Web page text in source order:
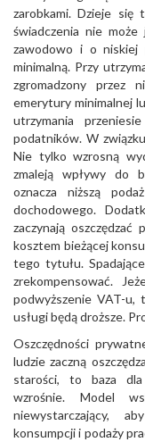
zarobkami. Dzieje
świadczenia nie
zawodowo i o niskiej
minimalną. Przy
zgromadzony przez
emerytury minimalnej
utrzymania
podatników. W
Nie tylko wzrosną
zmaleją wpływy do
oznacza niższą
dochodowego.
zaczynają oszczędzać
kosztem bieżącej
tego tytułu.
zrekompensować.
podwyższenie VAT-
usługi będą droższe.
Oszczędności
ludzie zaczną
starości, to baza
wzrośnie. Model
niewystarczający,
konsumpcji i podaży